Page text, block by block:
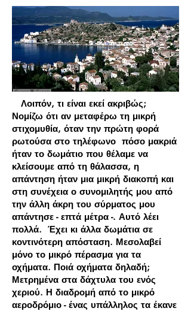
Λοιπόν, τι είναι εκεί ακριβώς;
Νομίζω ότι αν μεταφέρω τη μικρή
στιχομυθία, όταν την πρώτη φορά
ρωτούσα στο τηλέφωνο πόσο μακριά
ήταν το δωμάτιο που θέλαμε να
κλείσουμε από τη θάλασσα, η
απάντηση ήταν μια μικρή διακοπή και
στη συνέχεια ο συνομιλητής μου από
την άλλη άκρη του σύρματος μου
απάντησε - επτά μέτρα -. Αυτό λέει
πολλά. Έχει κι άλλα δωμάτια σε
κοντινότερη απόσταση. Μεσολαβεί
μόνο το μικρό πέρασμα για τα
οχήματα. Ποιά οχήματα δηλαδή;
Μετρημένα στα δάχτυλα του ενός
χεριού. Η διαδρομή από το μικρό
αεροδρόμιο - ένας υπάλληλος τα έκανε